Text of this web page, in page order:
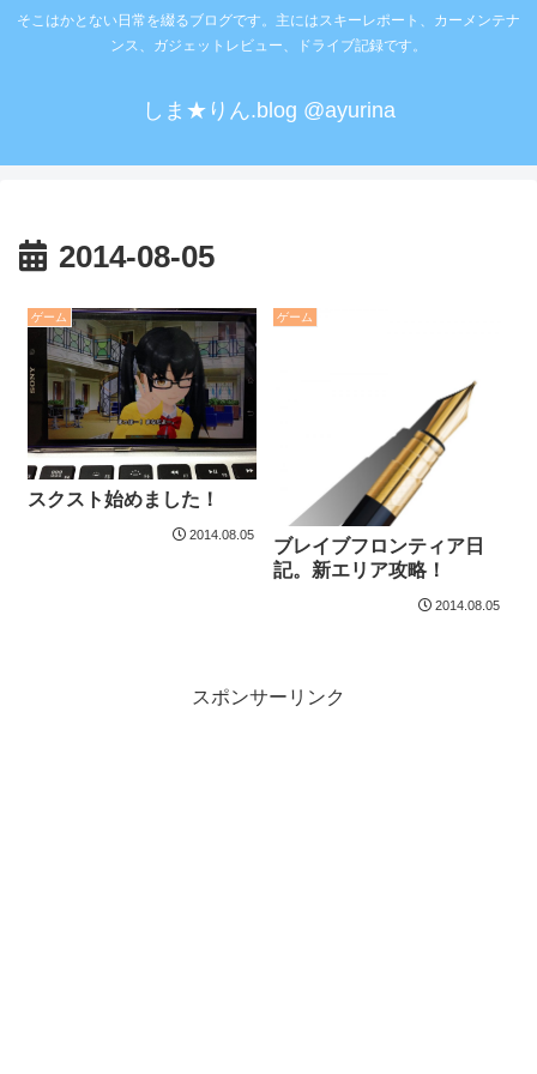
そこはかとない日常を綴るブログです。主にはスキーレポート、カーメンテナ
ンス、ガジェットレビュー、ドライブ記録です。
しま★りん.blog @ayurina
2014-08-05
ゲーム
スクスト始めました！
2014.08.05
ゲーム
ブレイブフロンティア日
記。新エリア攻略！
2014.08.05
スポンサーリンク